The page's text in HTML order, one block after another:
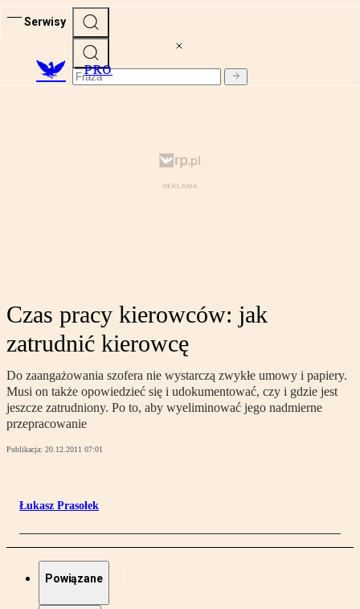
Serwisy
PRO
Czas pracy kierowców: jak
zatrudnić kierowcę
Do zaangażowania szofera nie wystarczą zwykłe umowy i papiery.
Musi on także opowiedzieć się i udokumentować, czy i gdzie jest
jeszcze zatrudniony. Po to, aby wyeliminować jego nadmierne
przepracowanie
Publikacja: 20.12.2011 07:01
Łukasz Prasołek
Powiązane